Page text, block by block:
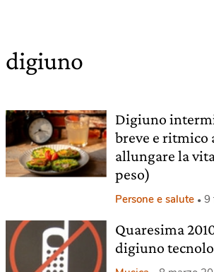
digiuno
Digiuno
breve e ritmico
allungare la
peso)
Persone e salute 9
Quaresima
digiuno